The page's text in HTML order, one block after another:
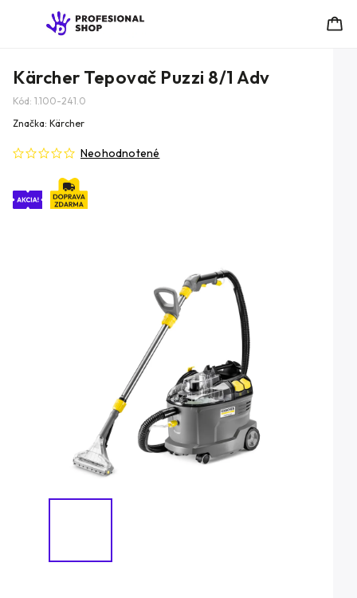
Kärcher Tepovač Puzzi 8/1 Adv
Kód: 1.100-241.0
Neohodnotené
Značka: Kärcher